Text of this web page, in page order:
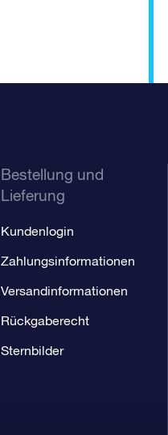
Bestellung und
Lieferung
Kundenlogin
Zahlungsinformationen
Versandinformationen
Rückgaberecht
Sternbilder